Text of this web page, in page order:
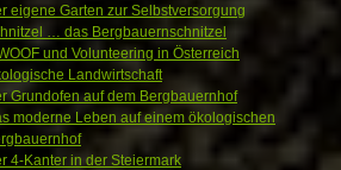
eigene Garten zur Selbstversorgung
… das Bergbauernschnitzel
und Volunteering in Österreich
Landwirtschaft
Grundofen auf dem Bergbauernhof
moderne Leben auf einem ökologischen
4-Kanter in der Steiermark